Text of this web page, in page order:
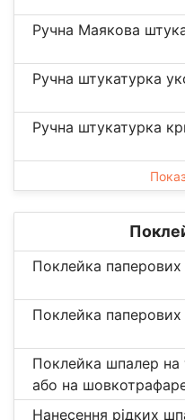
Ручна Маякова
Ручна штукатурка
Ручна штукатурка
Поклейка паперових
Поклейка
Поклейка шпалер на
або на
Нанесення рідких